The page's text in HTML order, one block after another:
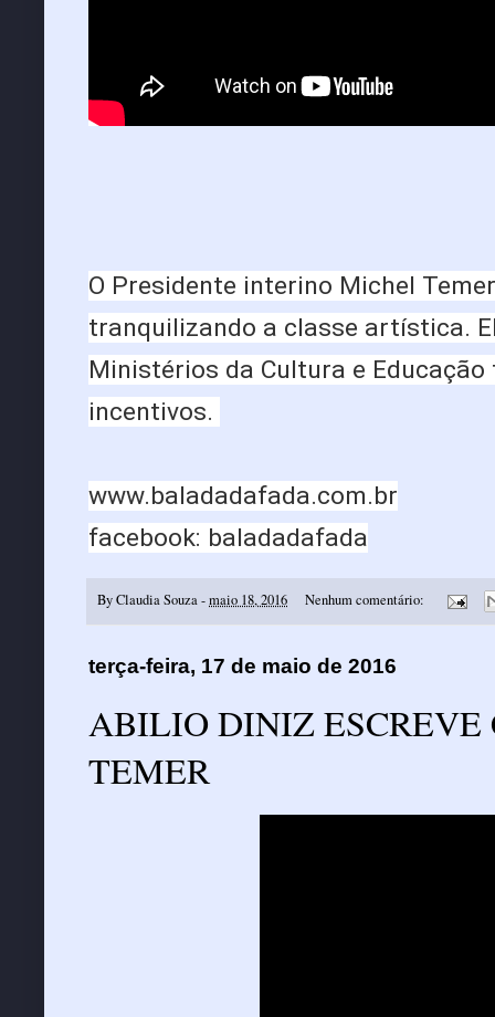
O Presidente interino Michel
tranquilizando a classe artística.
Ministérios da Cultura e
incentivos.
www.baladadafada.com.br
facebook: baladadafada
ByClaudia Souza-maio 18, 2016 Nenhum comentário:
terça-feira, 17 de maio de 2016
ABILIO DINIZ
TEMER